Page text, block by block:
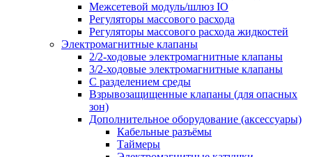
Межсетевой модуль/шлюз IO
Регуляторы массового расхода
Регуляторы массового расхода жидкостей
Электромагнитные клапаны
2/2-ходовые электромагнитные клапаны
3/2-ходовые электромагнитные клапаны
C разделением среды
Взрывозащищенные клапаны (для опасных
зон)
Дополнительное оборудование (аксессуары)
Кабельные разъёмы
Таймеры